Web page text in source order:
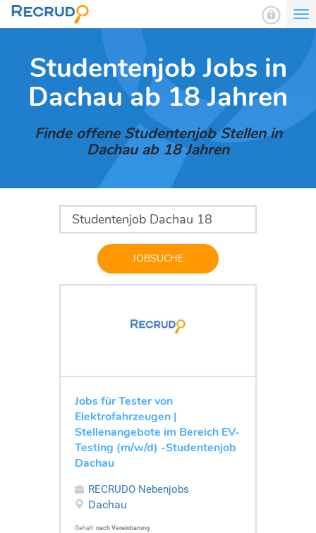
Studentenjob Jobs in
Dachau ab 18 Jahren
Finde offene Studentenjob Stellen in
Dachau ab 18 Jahren
JOBSUCHE
Jobs für Tester von
Elektrofahrzeugen |
Stellenangebote im Bereich EV-
Testing (m/w/d) -Studentenjob
Dachau
RECRUDO Nebenjobs
Dachau
Gehalt: nach Vereinbarung